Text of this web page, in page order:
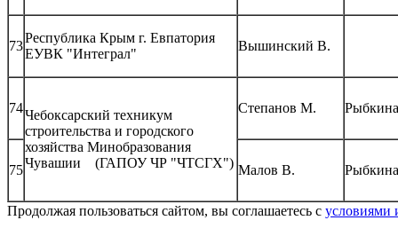
73
Республика Крым г. Евпатория
ЕУВК "Интеграл"
Вышинский В.
74Чебоксарский техникум
строительства и городского
хозяйства Минобразования
Чувашии (ГАПОУ ЧР "ЧТСГХ")
Степанов М.
75 Малов В.
Продолжая пользоваться сайтом, вы соглашаетесь с условиями